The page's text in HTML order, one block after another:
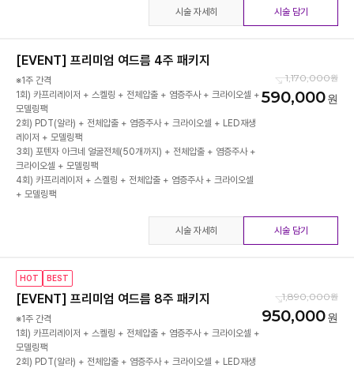
시술 자세히 시술 담기
[EVENT] 프리미엄 여드름 4주 패키지
※1주 간격
1회) 카프리레이저 + 스켈링 + 전체압출 + 염증주사 + 크라이오셀 +
모델링팩
2회) PDT(알라) + 전체압출 + 염증주사 + 크라이오셀 + LED재생
레이저 + 모델링팩
3회) 포텐자 아크네 얼굴전체(50개까지) + 전체압출 + 염증주사 +
크라이오셀 + 모델링팩
4회) 카프리레이저 + 스켈링 + 전체압출 + 염증주사 + 크라이오셀
+ 모델링팩
1,170,000
590,000
시술 자세히 시술 담기
HOT BEST
[EVENT] 프리미엄 여드름 8주 패키지
※1주 간격
1회) 카프리레이저 + 스켈링 + 전체압출 + 염증주사 + 크라이오셀 +
모델링팩
2회) PDT(알라) + 전체압출 + 염증주사 + 크라이오셀 + LED재생
1,890,000
950,000